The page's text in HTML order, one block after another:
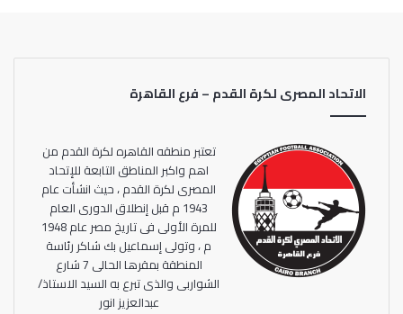
باللائحة الخاصة بالاتحاد المصرى لكرة القدم فى ضوء أحكام
قانون الرياضة المصرى وما يرتبط بذلك من متطلبات تطوير
منظومة كرة القدم في مصر خلال المرحلة المقبلة.
وتضمن الاجتماع أيضاً استعراض الإجراءات الخاصة باللجنة الطبية
المشتركة والمعنية بالمتابعة والإشراف الطبي والوقائى لجميع
مفردات المنظومة الرياضية بما يضمن سلامة جميع المعنيين
والعاملين من لاعبين وإداريين وفنيين حال عودة المسابقات
الرياضية وذلك في ضوء قرارات مجلس الوزراء التي ستصدر خلال
الاتحاد المصرى لكرة القدم – فرع القاهرة
تعتبر منطقه القاهره لكرة القدم من
اهم واكبر المناطق التابعة للإتحاد
المصرى لكرة القدم ، حيث انشأت عام
1943 م قبل إنطلاق الدورى العام
للمرة الأولى فى تاريخ مصر عام 1948
م ، وتولى إسماعيل بك شاكر رئاسة
المنطقة بمقرها الحالى 7 شارع
الشواربى والذى تبرع به السيد الاستاذ/
عبدالعزيز انور